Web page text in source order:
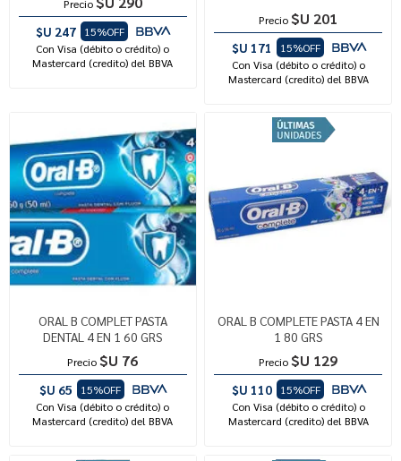
Precio
$U 247
15%OFF
Con Visa (débito o crédito) o
Mastercard (credito) del BBVA
Precio $U 201
$U 171
15%OFF
Con Visa (débito o crédito) o
Mastercard (credito) del BBVA
ORAL B COMPLET PASTA
DENTAL 4 EN 1 60 GRS
Precio $U 76
$U 65
15%OFF
Con Visa (débito o crédito) o
Mastercard (credito) del BBVA
ORAL B COMPLETE PASTA 4 EN
1 80 GRS
Precio $U 129
$U 110
15%OFF
Con Visa (débito o crédito) o
Mastercard (credito) del BBVA